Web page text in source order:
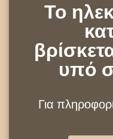
Το
υπό
Για